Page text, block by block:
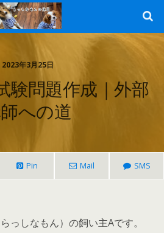
2023年3月25日
験問題作成｜外部
への道
Pin Mail SMS
っしなもん）の飼い主Aです。